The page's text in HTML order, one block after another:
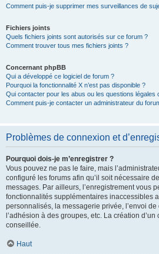
Comment puis-je supprimer mes surveillances de
Fichiers joints
Quels fichiers joints sont autorisés sur ce forum ?
Comment trouver tous mes fichiers joints ?
Concernant phpBB
Qui a développé ce logiciel de forum ?
Pourquoi la fonctionnalité X n’est pas disponible ?
Qui contacter pour les abus ou les questions légales
Comment puis-je contacter un administrateur du
Problèmes de connexion et
Pourquoi dois-je m’enregistrer ?
Vous pouvez ne pas le faire, mais
configuré les forums afin qu’il soit nécessaire
messages. Par ailleurs, l’enregistrement vous
fonctionnalités supplémentaires inaccessibles
personnalisés, la messagerie privée, l’envoi
l’adhésion à des groupes, etc. La création
conseillée.
Haut